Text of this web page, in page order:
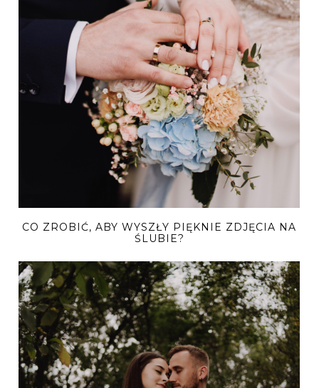
CO ZROBIĆ, ABY WYSZŁY PIĘKNIE ZDJĘCIA NA
ŚLUBIE?